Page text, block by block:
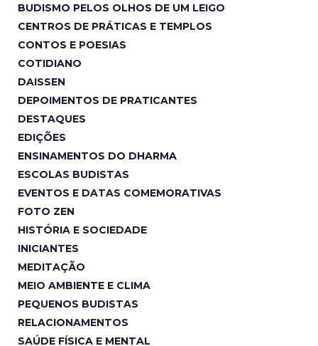
BUDISMO PELOS OLHOS DE UM LEIGO
CENTROS DE PRÁTICAS E TEMPLOS
CONTOS E POESIAS
COTIDIANO
DAISSEN
DEPOIMENTOS DE PRATICANTES
DESTAQUES
EDIÇÕES
ENSINAMENTOS DO DHARMA
ESCOLAS BUDISTAS
EVENTOS E DATAS COMEMORATIVAS
FOTO ZEN
HISTÓRIA E SOCIEDADE
INICIANTES
MEDITAÇÃO
MEIO AMBIENTE E CLIMA
PEQUENOS BUDISTAS
RELACIONAMENTOS
SAÚDE FÍSICA E MENTAL